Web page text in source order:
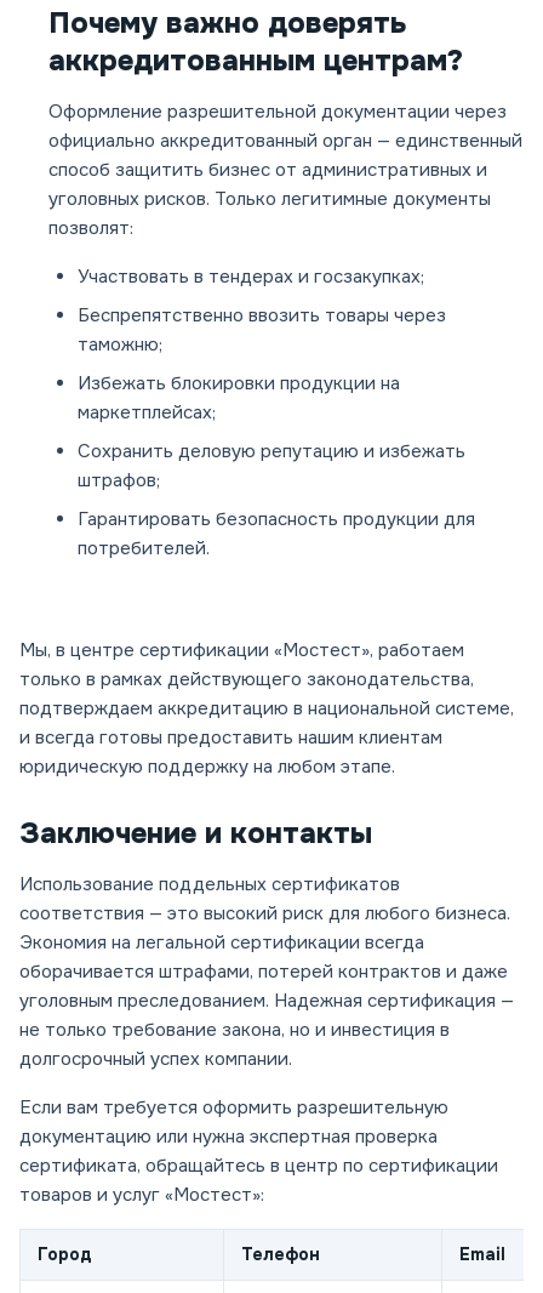
Почему важно доверять
аккредитованным центрам?
Оформление разрешительной документации через
официально аккредитованный орган — единственный
способ защитить бизнес от административных и
уголовных рисков. Только легитимные документы
позволят:
Участвовать в тендерах и госзакупках;
Беспрепятственно ввозить товары через
таможню;
Избежать блокировки продукции на
маркетплейсах;
Сохранить деловую репутацию и избежать
штрафов;
Гарантировать безопасность продукции для
потребителей.
Мы, в центре сертификации «Мостест», работаем
только в рамках действующего законодательства,
подтверждаем аккредитацию в национальной системе,
и всегда готовы предоставить нашим клиентам
юридическую поддержку на любом этапе.
Заключение и контакты
Использование поддельных сертификатов
соответствия — это высокий риск для любого бизнеса.
Экономия на легальной сертификации всегда
оборачивается штрафами, потерей контрактов и даже
уголовным преследованием. Надежная сертификация —
не только требование закона, но и инвестиция в
долгосрочный успех компании.
Если вам требуется оформить разрешительную
документацию или нужна экспертная проверка
сертификата, обращайтесь в центр по сертификации
товаров и услуг «Мостест»:
Город Телефон Email